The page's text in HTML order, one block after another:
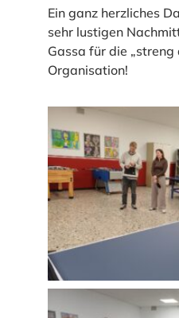
Ein ganz herzliches
sehr lustigen
Gassa für die
Organisation!